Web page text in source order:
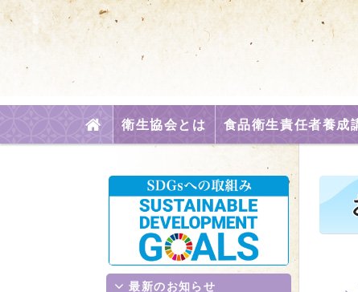
衛生協会とは 食品衛生責任者養成
最新のお知らせ